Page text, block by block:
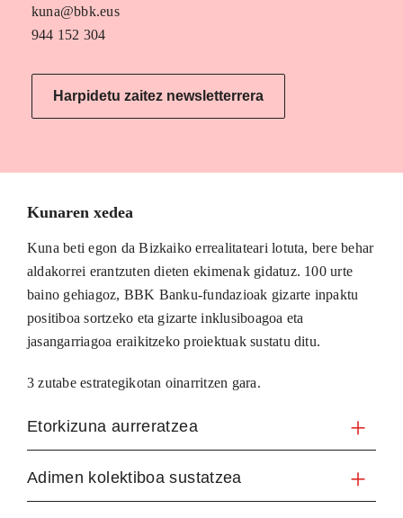
kuna@bbk.eus
944 152 304
Harpidetu zaitez newsletterrera
Kunaren xedea
Kuna beti egon da Bizkaiko errealitateari lotuta, bere behar
aldakorrei erantzuten dieten ekimenak gidatuz. 100 urte
baino gehiagoz, BBK Banku-fundazioak gizarte inpaktu
positiboa sortzeko eta gizarte inklusiboagoa eta
jasangarriagoa eraikitzeko proiektuak sustatu ditu.
3 zutabe estrategikotan oinarritzen gara.
Etorkizuna aurreratzea
Adimen kolektiboa sustatzea